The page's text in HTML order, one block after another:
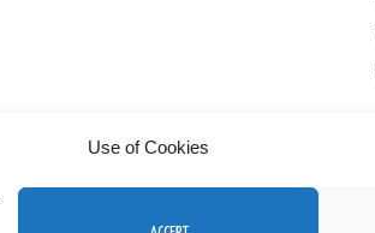
Use of Cookies